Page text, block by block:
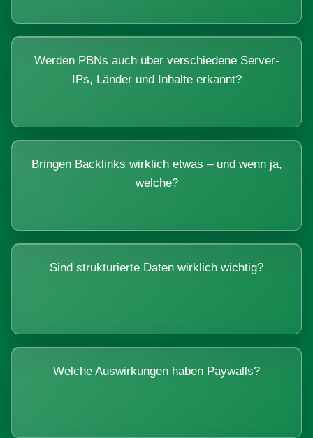
Werden PBNs auch über verschiedene Server-
IPs, Länder und Inhalte erkannt?
Bringen Backlinks wirklich etwas – und wenn ja,
welche?
Sind strukturierte Daten wirklich wichtig?
Welche Auswirkungen haben Paywalls?